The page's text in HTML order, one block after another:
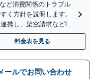
ど消費関係のトラブル
く方針を説明します。
携し、架空請求などIT
】
料金表を見る
ールでお問い合わせ